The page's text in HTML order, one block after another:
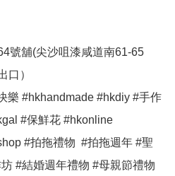
號舖(尖沙咀漆咸道南61-65
口）
樂 #hkhandmade #hkdiy #手作
#保鮮花 #hkonline
#拍拖禮物  #拍拖週年 #聖
#結婚週年禮物 #母親節禮物